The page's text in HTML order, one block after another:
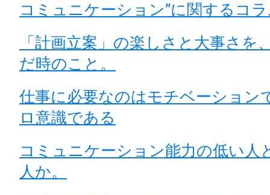
コミュニケーション”に関するコ
「計画立案」の楽しさと大事さを
だ時のこと。
仕事に必要なのはモチベーション
ロ意識である
コミュニケーション能力の低い人
人か。